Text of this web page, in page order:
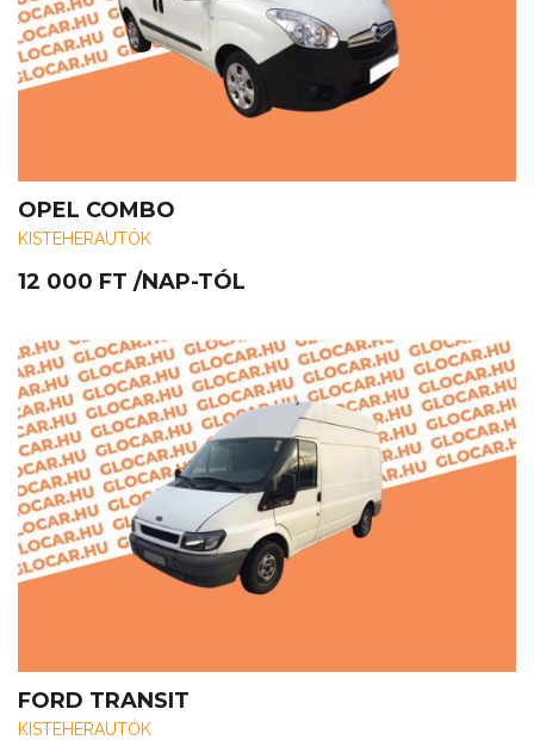
OPEL COMBO
KISTEHERAUTÓK
12 000 FT /NAP-TÓL
FORD TRANSIT
KISTEHERAUTÓK